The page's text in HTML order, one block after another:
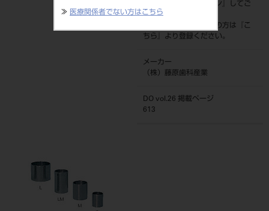
≫ 医療関係者でない方はこちら
ログイン
』してご
覧ください。
ネット会員登録がまだの方は『
こ
ちら
』より登録ください。
メーカー
（株）藤原歯科産業
DO vol.26 掲載ページ
613